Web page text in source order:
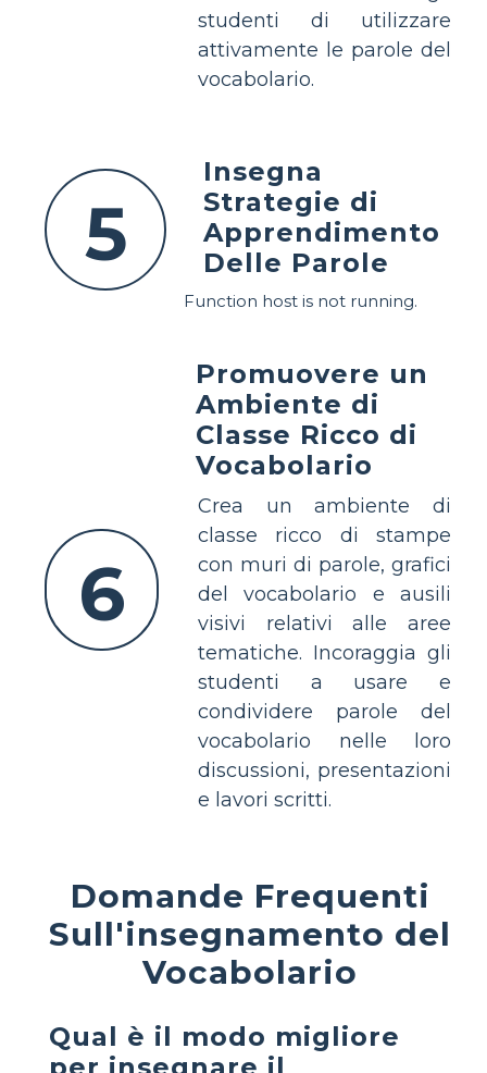
studenti di utilizzare
attivamente le parole del
vocabolario.
5
Insegna
Strategie di
Apprendimento
Delle Parole
Function host is not running.
6
Promuovere un
Ambiente di
Classe Ricco di
Vocabolario
Crea un ambiente di
classe ricco di stampe
con muri di parole, grafici
del vocabolario e ausili
visivi relativi alle aree
tematiche. Incoraggia gli
studenti a usare e
condividere parole del
vocabolario nelle loro
discussioni, presentazioni
e lavori scritti.
Domande Frequenti
Sull'insegnamento del
Vocabolario
Qual è il modo migliore